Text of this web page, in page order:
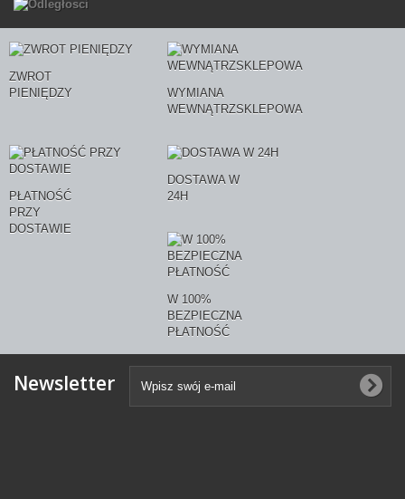
ZWROT
PIENIĘDZY
WYMIANA
WEWNĄTRZSKLEPOWA
PŁATNOŚĆ
PRZY
DOSTAWIE
DOSTAWA W
24H
W 100%
BEZPIECZNA
PŁATNOŚĆ
Newsletter